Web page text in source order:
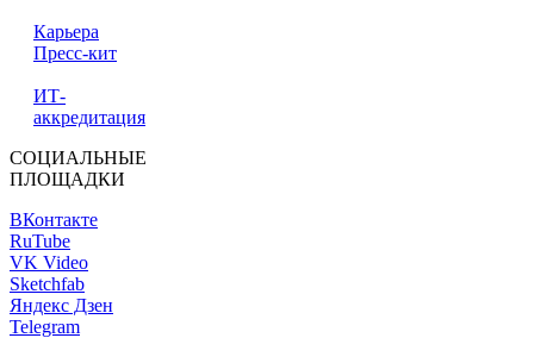
Карьера
Пресс-кит
ИТ-
аккредитация
СОЦИАЛЬНЫЕ
ПЛОЩАДКИ
ВКонтакте
RuTube
VK Video
Sketchfab
Яндекс Дзен
Telegram